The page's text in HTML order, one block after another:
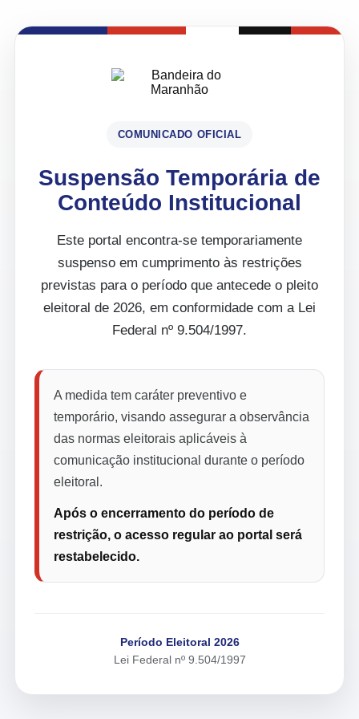
COMUNICADO OFICIAL
Suspensão Temporária de
Conteúdo Institucional
Este portal encontra-se temporariamente
suspenso em cumprimento às restrições
previstas para o período que antecede o pleito
eleitoral de 2026, em conformidade com a Lei
Federal nº 9.504/1997.
A medida tem caráter preventivo e
temporário, visando assegurar a observância
das normas eleitorais aplicáveis à
comunicação institucional durante o período
eleitoral.
Após o encerramento do período de
restrição, o acesso regular ao portal será
restabelecido.
Período Eleitoral 2026
Lei Federal nº 9.504/1997